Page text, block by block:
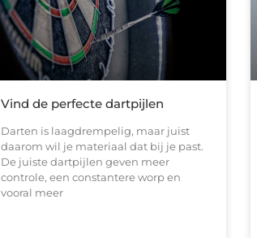
Vind de perfecte dartpijlen
Darten is laagdrempelig, maar juist
daarom wil je materiaal dat bij je past.
De juiste dartpijlen geven meer
controle, een constantere worp en
vooral meer